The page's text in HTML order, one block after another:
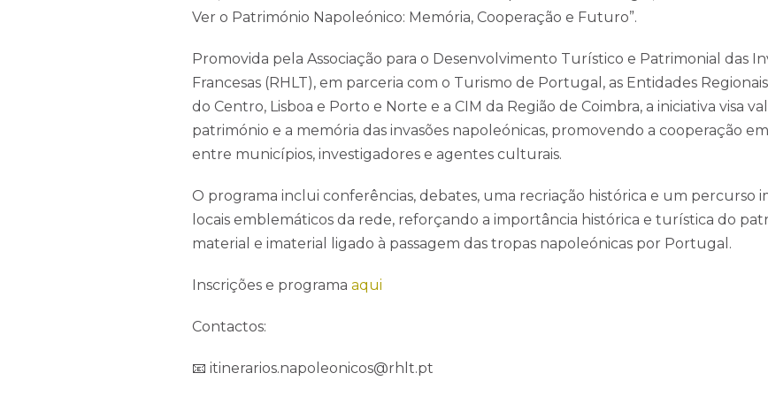
Ver o Património Napoleónico: Memória, Cooperação e Futuro”.
Promovida pela Associação para o Desenvolvimento Turístico e Patrimonial das
Francesas (RHLT), em parceria com o Turismo de Portugal, as Entidades
do Centro, Lisboa e Porto e Norte e a CIM da Região de Coimbra, a iniciativa visa
património e a memória das invasões napoleónicas, promovendo a cooperação
entre municípios, investigadores e agentes culturais.
O programa inclui conferências, debates, uma recriação histórica e um percurso
locais emblemáticos da rede, reforçando a importância histórica e turística do
material e imaterial ligado à passagem das tropas napoleónicas por Portugal.
Inscrições e programa aqui
Contactos:
📧 itinerarios.napoleonicos@rhlt.pt
FALE CONNOSCO
+351 261 942 296
linhasdetorres@rhlt.pt
10h00-13h00 e 14h00-18h00
Praça Dr. Eugénio Dias n.º 12
FIQUE A PAR DAS NOVIDADES